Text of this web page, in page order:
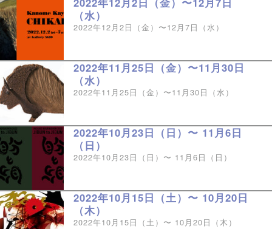
（水）
2022年12月2日（金）〜12月7日（水）
2022年11月25日（金）〜11月30日
（水）
2022年11月25日（金）〜11月30日（水）
2022年10月23日（日）〜 11月6日
（日）
2022年10月23日（日）〜 11月6日（日）
2022年10月15日（土）〜 10月20日
（木）
2022年10月15日（土）〜 10月20日（木）